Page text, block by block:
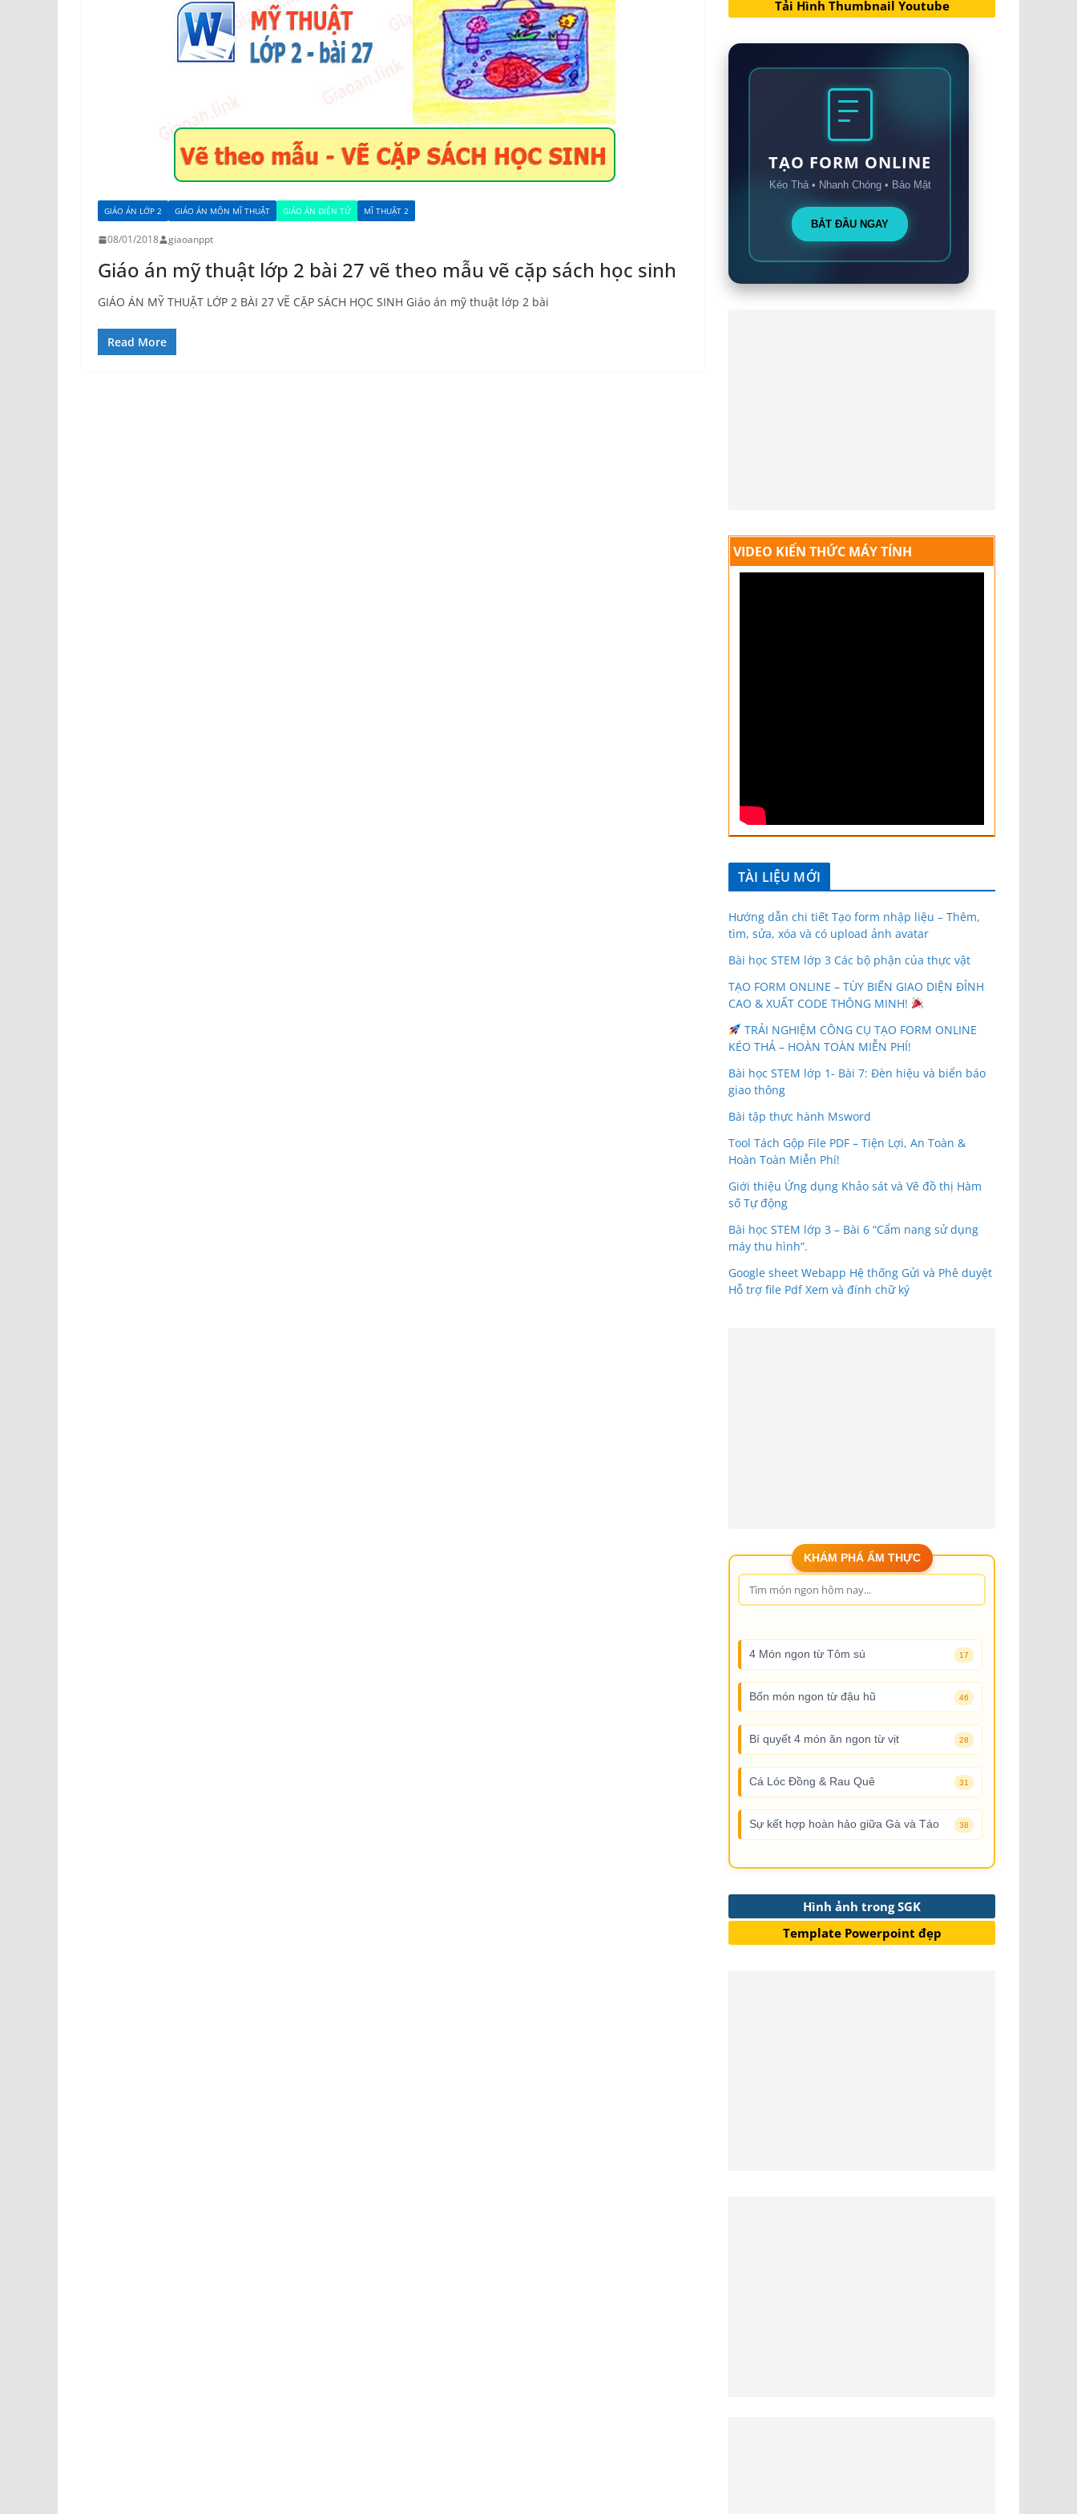
GIÁO ÁN LỚP 2 GIÁO ÁN MÔN MĨ THUẬT GIÁO ÁN ĐIỆN TỬ MĨ THUẬT 2
08/01/2018 giaoanppt
Giáo án mỹ thuật lớp 2 bài 27 vẽ theo mẫu vẽ cặp sách học sinh
GIÁO ÁN MỸ THUẬT LỚP 2 BÀI 27 VẼ CẶP SÁCH HỌC SINH Giáo án mỹ thuật lớp 2 bài
Read More
Tải Hình Thumbnail Youtube
TẠO FORM ONLINE
Kéo Thả • Nhanh Chóng • Bảo Mật
BẮT ĐẦU NGAY
VIDEO KIẾN THỨC MÁY TÍNH
TÀI LIỆU MỚI
Hướng dẫn chi tiết Tạo form nhập liệu – Thêm,
tìm, sửa, xóa và có upload ảnh avatar
Bài học STEM lớp 3 Các bộ phận của thực vật
TẠO FORM ONLINE – TÙY BIẾN GIAO DIỆN ĐỈNH
CAO & XUẤT CODE THÔNG MINH!
TRẢI NGHIỆM CÔNG CỤ TẠO FORM ONLINE
KÉO THẢ – HOÀN TOÀN MIỄN PHÍ!
Bài học STEM lớp 1- Bài 7: Đèn hiệu và biển báo
giao thông
Bài tập thực hành Msword
Tool Tách Gộp File PDF – Tiện Lợi, An Toàn &
Hoàn Toàn Miễn Phí!
Giới thiệu Ứng dụng Khảo sát và Vẽ đồ thị Hàm
số Tự động
Bài học STEM lớp 3 – Bài 6 “Cẩm nang sử dụng
máy thu hình”.
Google sheet Webapp Hệ thống Gửi và Phê duyệt
Hỗ trợ file Pdf Xem và đính chữ ký
KHÁM PHÁ ẨM THỰC
4 Món ngon từ Tôm sú 17
Bốn món ngon từ đậu hũ 46
Bí quyết 4 món ăn ngon từ vịt 28
Cá Lóc Đồng & Rau Quê 31
Sự kết hợp hoàn hảo giữa Gà và Táo 38
Hình ảnh trong SGK
Template Powerpoint đẹp